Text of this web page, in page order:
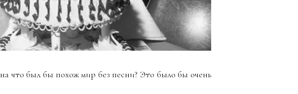
на что был бы похож мир без песни? Это было бы очень